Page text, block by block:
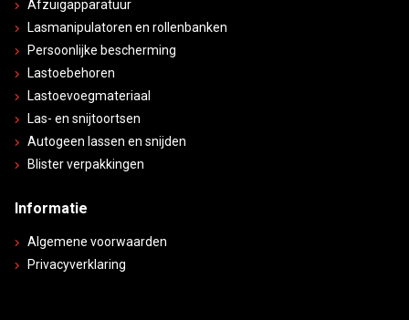
Afzuigapparatuur
Lasmanipulatoren en rollenbanken
Persoonlijke bescherming
Lastoebehoren
Lastoevoegmateriaal
Las- en snijtoortsen
Autogeen lassen en snijden
Blister verpakkingen
Informatie
Algemene voorwaarden
Privacyverklaring